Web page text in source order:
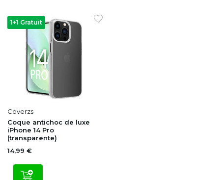
1+1 Gratuit
Coverzs
Coque antichoc de luxe
iPhone 14 Pro
(transparente)
14,99 €